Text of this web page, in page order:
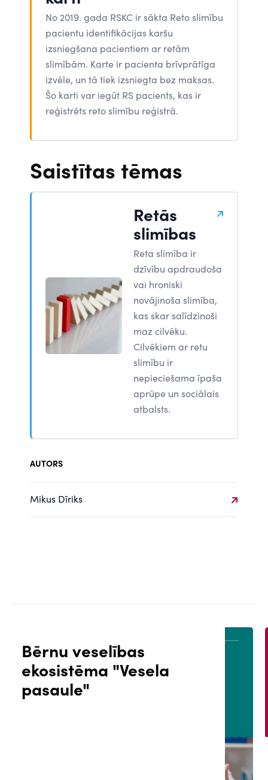
No 2019. gada RSKC ir sākta Reto slimību
pacientu identifikācijas karšu
izsniegšana pacientiem ar retām
slimībām. Karte ir pacienta brīvprātīga
izvēle, un tā tiek izsniegta bez maksas.
Šo karti var iegūt RS pacients, kas ir
reģistrēts reto slimību reģistrā.
Saistītas tēmas
Retās
slimības
Reta slimība ir
dzīvību apdraudoša
vai hroniski
novājinoša slimība,
kas skar salīdzinoši
maz cilvēku.
Cilvēkiem ar retu
slimību ir
nepieciešama īpaša
aprūpe un sociālais
atbalsts.
AUTORS
Mikus Dīriks
Bērnu veselības
ekosistēma "Vesela
pasaule"
PACIENTA PORTĀLS